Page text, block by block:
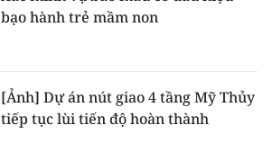
bạo hành trẻ mầm non
[Ảnh] Dự án nút giao 4 tầng Mỹ Thủy
tiếp tục lùi tiến độ hoàn thành